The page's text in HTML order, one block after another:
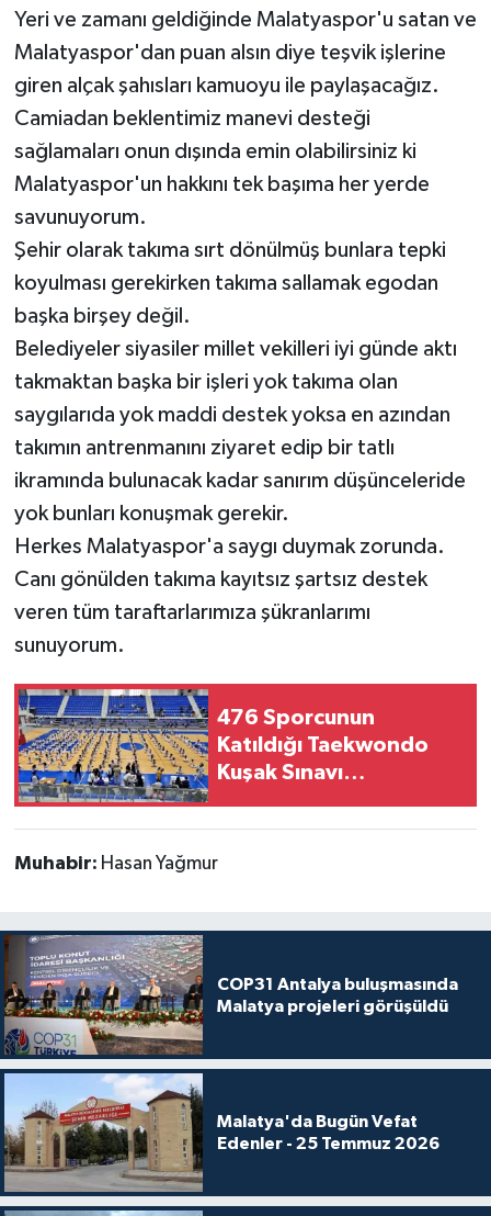
Yeri ve zamanı geldiğinde Malatyaspor'u satan ve
Malatyaspor'dan puan alsın diye teşvik işlerine
giren alçak şahısları kamuoyu ile paylaşacağız.
Camiadan beklentimiz manevi desteği
sağlamaları onun dışında emin olabilirsiniz ki
Malatyaspor'un hakkını tek başıma her yerde
savunuyorum.
Şehir olarak takıma sırt dönülmüş bunlara tepki
koyulması gerekirken takıma sallamak egodan
başka birşey değil.
Belediyeler siyasiler millet vekilleri iyi günde aktı
takmaktan başka bir işleri yok takıma olan
saygılarıda yok maddi destek yoksa en azından
takımın antrenmanını ziyaret edip bir tatlı
ikramında bulunacak kadar sanırım düşünceleride
yok bunları konuşmak gerekir.
Herkes Malatyaspor'a saygı duymak zorunda.
Canı gönülden takıma kayıtsız şartsız destek
veren tüm taraftarlarımıza şükranlarımı
sunuyorum.
476 Sporcunun
Katıldığı Taekwondo
Kuşak Sınavı
Muhabir: Hasan Yağmur
COP31 Antalya buluşmasında
Malatya projeleri görüşüldü
Malatya'da Bugün Vefat
Edenler - 25 Temmuz 2026